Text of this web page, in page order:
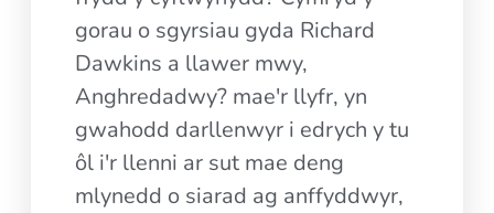
gorau o sgyrsiau gyda Richard
Dawkins a llawer mwy,
Anghredadwy? mae'r llyfr, yn
gwahodd darllenwyr i edrych y tu
ôl i'r llenni ar sut mae deng
mlynedd o siarad ag anffyddwyr,